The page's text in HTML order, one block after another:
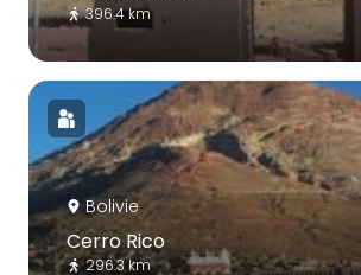
396.4 km
Bolivie
Cerro Rico
296.3 km